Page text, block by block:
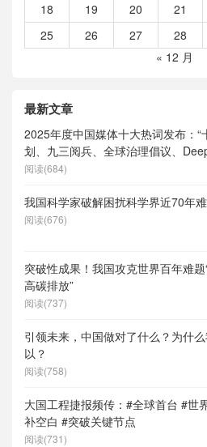
18
19 20 21
25
26 27 28
« 12 月
最新文章
2025年度中国媒体十大热词发布：“
划、九三阅兵、全球治理倡议、
度求索）、人形机器人、苏超、票根
阅读(684)
我国科学家破解困扰科学界近70年
阅读(676)
突破性成果！我国攻克世界百年难
高碳排放”
阅读(737)
引领未来，中国做对了什么？为什
以？
阅读(758)
大国工程捷报频传：#全球首台 #世
补空白 #突破关键节点
阅读(731)